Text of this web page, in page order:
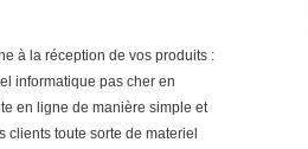
à la réception de vos produits :
informatique pas cher en
en ligne de manière simple et
clients toute sorte de materiel